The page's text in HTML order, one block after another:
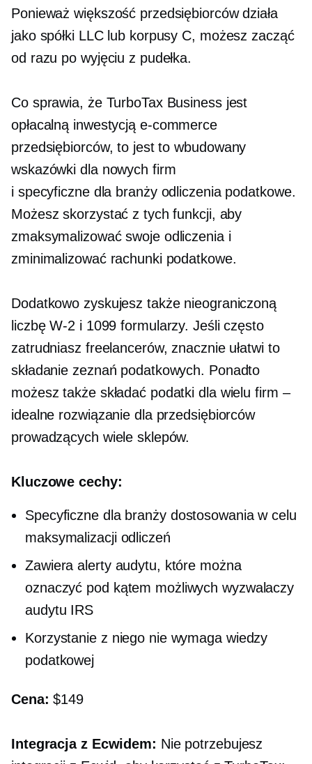
Ponieważ większość przedsiębiorców działa
jako spółki LLC lub korpusy C, możesz zacząć
od razu po wyjęciu z pudełka.
Co sprawia, że ​​TurboTax Business jest
opłacalną inwestycją e-commerce
przedsiębiorców, to jest towbudowany
wskazówki dla nowych firm
i specyficzne dla branżyodliczenia podatkowe.
Możesz skorzystać z tych funkcji, aby
zmaksymalizować swoje odliczenia i
zminimalizować rachunki podatkowe.
Dodatkowo zyskujesz także nieograniczoną
liczbęW-2 i 1099 formularzy. Jeśli często
zatrudniasz freelancerów, znacznie ułatwi to
składanie zeznań podatkowych. Ponadto
możesz także składać podatki dla wielu firm –
idealne rozwiązanie dla przedsiębiorców
prowadzących wiele sklepów.
Kluczowe cechy:
Specyficzne dla branżydostosowania w celu
maksymalizacji odliczeń
Zawiera alerty audytu, które można
oznaczyć pod kątem możliwych wyzwalaczy
audytu IRS
Korzystanie z niego nie wymaga wiedzy
podatkowej
Cena:$149
Integracja z Ecwidem: Nie potrzebujesz